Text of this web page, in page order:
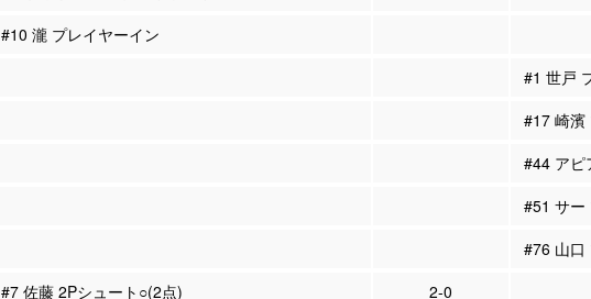
#10 瀧 プレイヤーイン
#1 世戸
#17 崎濱
#44 アピ
#51 サー
#76 山口
#7 佐藤 2Pシュート○(2点) 2-0